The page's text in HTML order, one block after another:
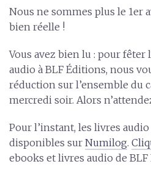
Nous ne sommes plus le 1er
bien réelle !
Vous avez bien lu : pour
audio à BLF Éditions, nous
réduction sur l’ensemble du
mercredi soir. Alors
Pour l’instant, les livres
disponibles sur Numilog.
ebooks et livres audio de BLF